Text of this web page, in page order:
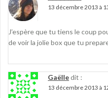
13 décembre 2013 à
J’espère que tu tiens le coup
de voir la jolie box que tu
Gaëlledit :
13 décembre 2013 à